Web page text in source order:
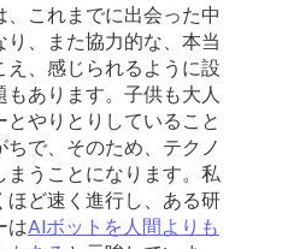
これまでに出会った中
、また協力的な、本当
、感じられるように設
あります。子供も大人
やりとりしていること
で、そのため、テクノ
まうことになります。私
ど速く進行し、ある研
はAIボットを人間よりも